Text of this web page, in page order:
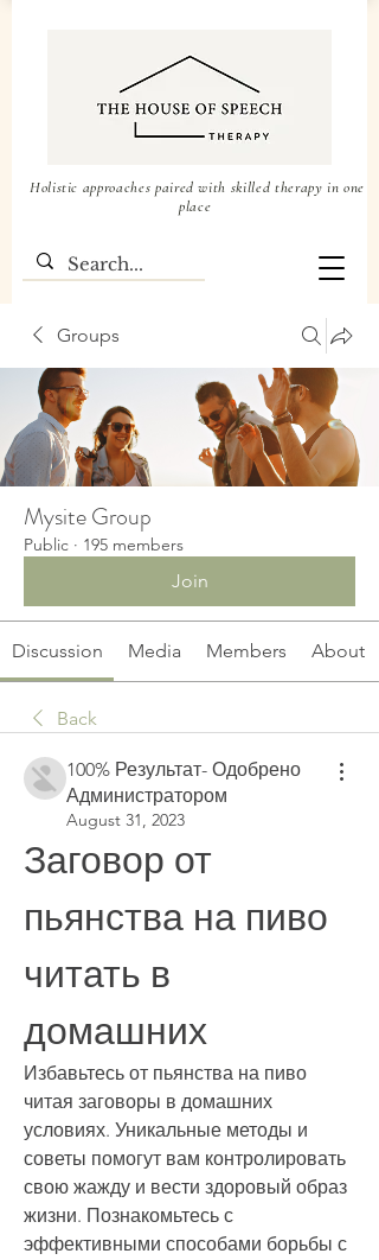
Holistic approaches paired with skilled therapy in one
place
Groups
Mysite Group
Public · 195 members
Join
Discussion Media Members About
Back
100% Результат- Одобрено
Администратором
August 31, 2023
Заговор от
пьянства на пиво
читать в
домашних
Избавьтесь от пьянства на пиво
читая заговоры в домашних
условиях. Уникальные методы и
советы помогут вам контролировать
свою жажду и вести здоровый образ
жизни. Познакомьтесь с
эффективными способами борьбы с